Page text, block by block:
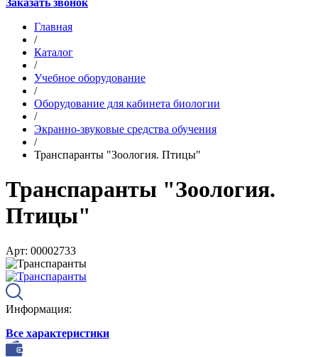
Заказать звонок
Главная
/
Каталог
/
Учебное оборудование
/
Оборудование для кабинета биологии
/
Экранно-звуковые средства обучения
/
Транспаранты "Зоология. Птицы"
Транспаранты "Зоология.
Птицы"
Арт: 00002733
Информация:
Все характеристики